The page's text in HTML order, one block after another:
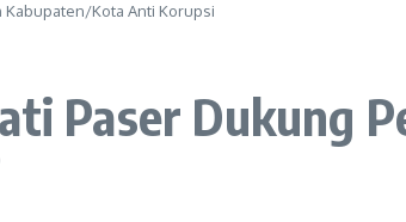
Kabupaten/Kota Anti Korupsi
Paser Dukung